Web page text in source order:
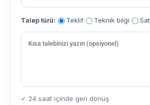
Talep türü: Teklif Teknik bilgi
✓ 24 saat içinde geri dönüş